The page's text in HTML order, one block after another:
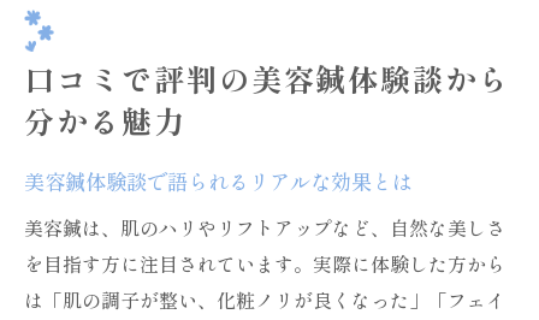
口コミで評判の美容鍼体験談から
分かる魅力
美容鍼体験談で語られるリアルな効果とは
美容鍼は、肌のハリやリフトアップなど、自然な美しさ
を目指す方に注目されています。実際に体験した方から
は「肌の調子が整い、化粧ノリが良くなった」「フェイ